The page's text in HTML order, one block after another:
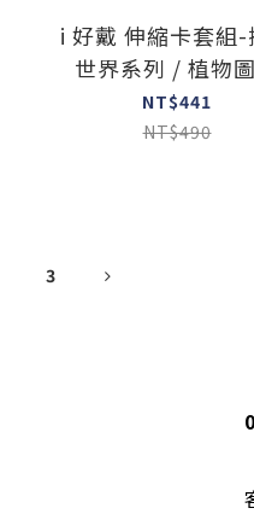
i 好戴 伸縮卡套組-
世界系列 / 植物
NT$441
NT$490
3